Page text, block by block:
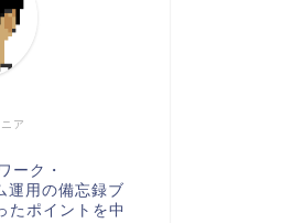
ア
ーク・
運用の備忘録ブ
たポイントを中